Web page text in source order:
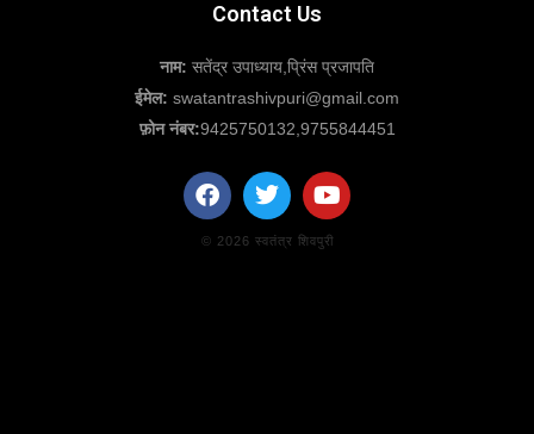
Contact Us
नाम: सतेंद्र उपाध्याय,प्रिंस प्रजापति
ईमेल: swatantrashivpuri@gmail.com
फ़ोन नंबर:9425750132,9755844451
© 2026 स्वतंत्र शिवपुरी